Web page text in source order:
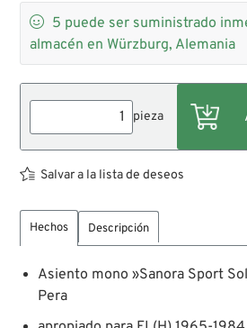
 5 puede ser suministrado
almacén en Würzburg, Alemania
pieza
Salvar a la lista de deseos
Hechos Descripción
Asiento mono »Sanora Sport
Pera